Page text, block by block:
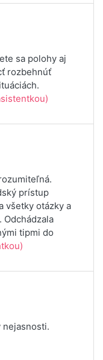
sa polohy aj
rozbehnúť
prístup
všetky otázky a
tipmi do
nejasnosti.